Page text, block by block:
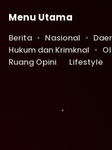
Menu Utama
Berita Nasional
Hukum dan Krimknal
Ruang Opini
Lifestyle